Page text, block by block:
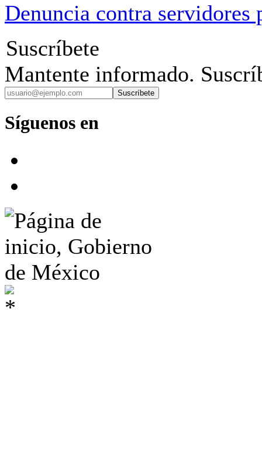
Denuncia contra servidores
Suscríbete
Mantente informado.
Suscríbete
Síguenos en